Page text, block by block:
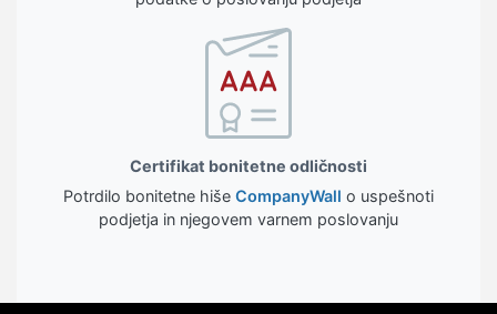
Certifikat bonitetne odličnosti
Potrdilo bonitetne hiše CompanyWall o uspešnoti
podjetja in njegovem varnem poslovanju